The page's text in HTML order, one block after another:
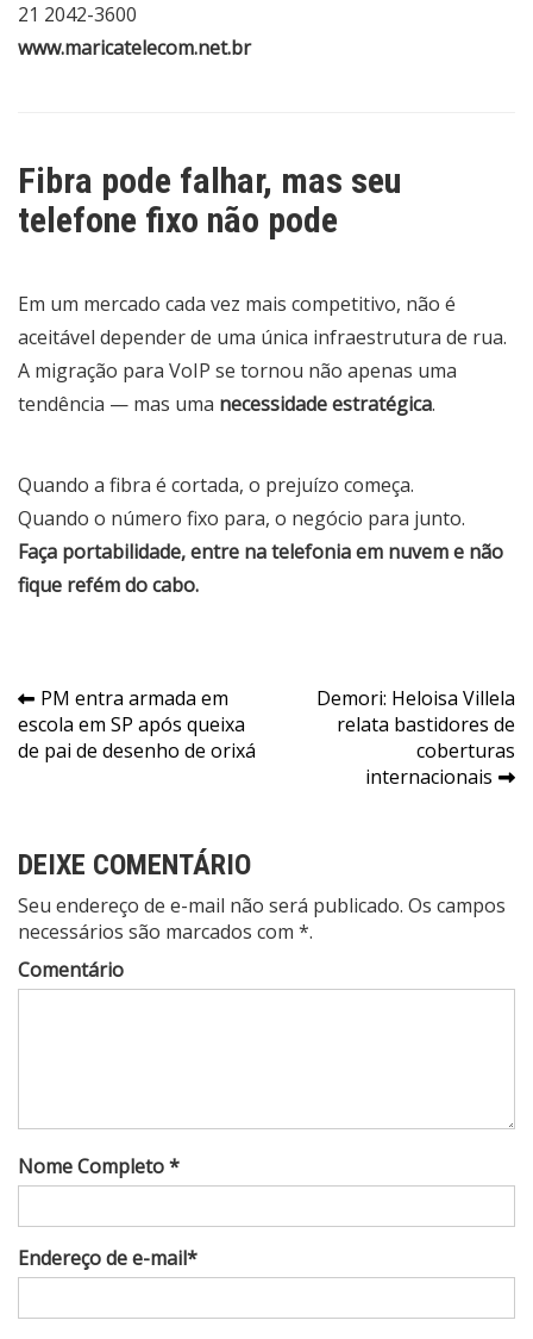
21 2042-3600
www.maricatelecom.net.br
Fibra pode falhar, mas seu
telefone fixo não pode
Em um mercado cada vez mais competitivo, não é
aceitável depender de uma única infraestrutura de rua.
A migração para VoIP se tornou não apenas uma
tendência — mas uma necessidade estratégica.
Quando a fibra é cortada, o prejuízo começa.
Quando o número fixo para, o negócio para junto.
Faça portabilidade, entre na telefonia em nuvem e não
fique refém do cabo.
Navegação
de
PM entra armada em
escola em SP após queixa
de pai de desenho de orixá
Demori: Heloisa Villela
relata bastidores de
coberturas
internacionais
DEIXE COMENTÁRIO
Seu endereço de e-mail não será publicado. Os campos
necessários são marcados com *.
Comentário
Nome Completo *
Endereço de e-mail*